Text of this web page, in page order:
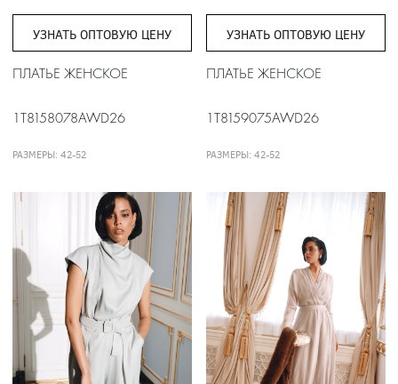
УЗНАТЬ ОПТОВУЮ ЦЕНУ
ПЛАТЬЕ ЖЕНСКОЕ
1T8158078AWD26
РАЗМЕРЫ: 42-52
УЗНАТЬ ОПТОВУЮ ЦЕНУ
ПЛАТЬЕ ЖЕНСКОЕ
1T8159075AWD26
РАЗМЕРЫ: 42-52